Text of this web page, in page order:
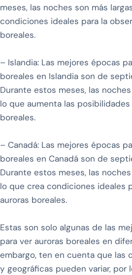
meses, las noches son más
condiciones ideales para la
boreales.
– Islandia: Las mejores épocas
boreales en Islandia son de
Durante estos meses, las
lo que aumenta las
boreales.
– Canadá: Las mejores épocas
boreales en Canadá son de
Durante estos meses, las
lo que crea condiciones ideales
auroras boreales.
Estas son solo algunas de las
para ver auroras boreales en
embargo, ten en cuenta que las
y geográficas pueden variar, por